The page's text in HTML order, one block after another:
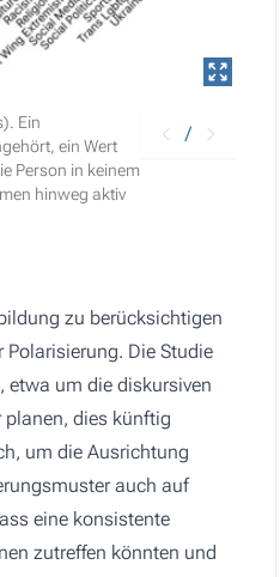
Ein
ein Wert
Person in keinem
hinweg aktiv
/
zu berücksichtigen
Die Studie
etwa um die diskursiven
planen, dies künftig
um die Ausrichtung
auch auf
eine konsistente
zutreffen könnten und